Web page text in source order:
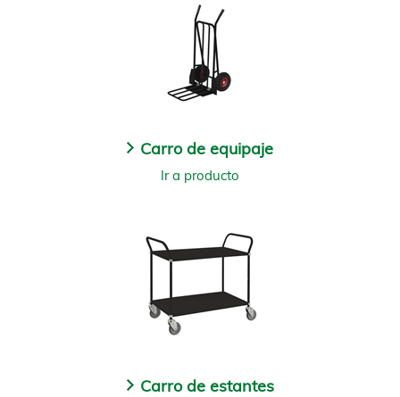
Carro de equipaje
Ir a producto
Carro de estantes